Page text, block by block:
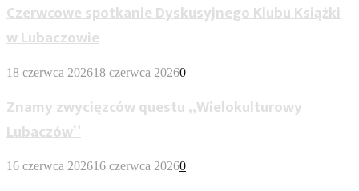
Czerwcowe spotkanie Dyskusyjnego Klubu Książki
w Lubaczowie
18 czerwca 202618 czerwca 20260
Znamy zwycięzców questu „Wielokulturowy
Lubaczów”
16 czerwca 202616 czerwca 20260